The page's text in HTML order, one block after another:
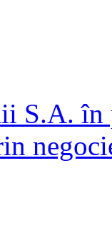
S.A.